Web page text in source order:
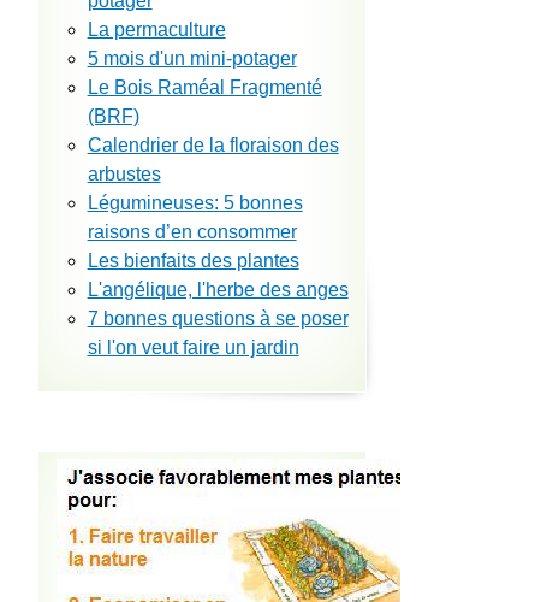
La permaculture
5 mois d'un mini-potager
Le Bois Raméal Fragmenté
(BRF)
Calendrier de la floraison des
arbustes
Légumineuses: 5 bonnes
raisons d’en consommer
Les bienfaits des plantes
L'angélique, l'herbe des anges
7 bonnes questions à se poser
si l'on veut faire un jardin